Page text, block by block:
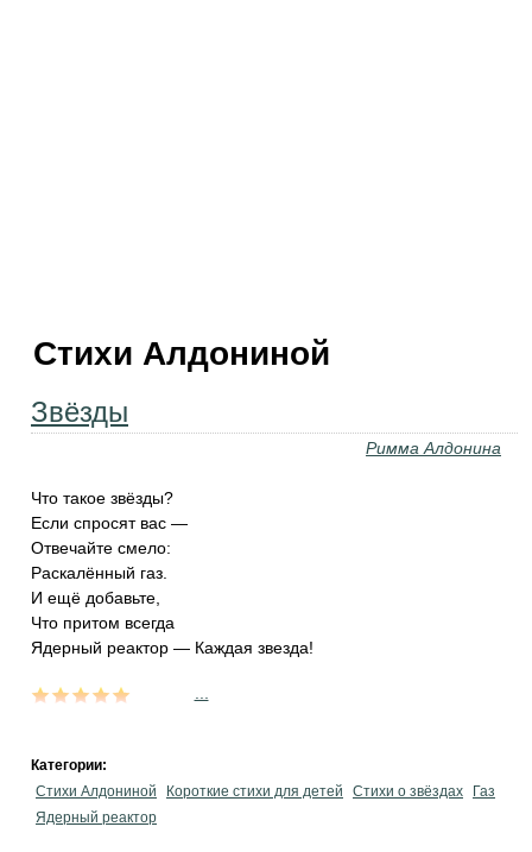
Стихи Алдониной
Звёзды
Римма Алдонина
Что такое звёзды?
Если спросят вас —
Отвечайте смело:
Раскалённый газ.
И ещё добавьте,
Что притом всегда
Ядерный реактор — Каждая звезда!
Категории:
Стихи Алдониной
Короткие стихи для детей Стихи о звёздах
Газ
Ядерный реактор